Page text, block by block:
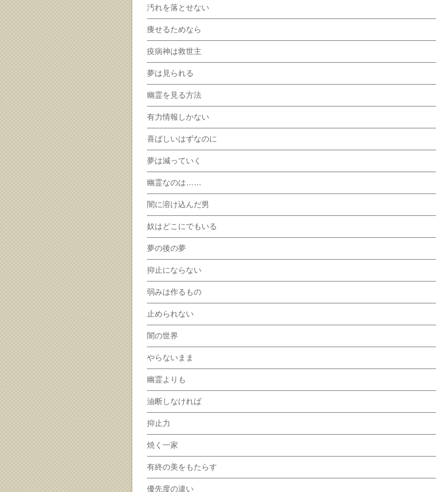
汚れを落とせない
痩せるためなら
疫病神は救世主
夢は見られる
幽霊を見る方法
有力情報しかない
喜ばしいはずなのに
夢は減っていく
幽霊なのは……
闇に溶け込んだ男
奴はどこにでもいる
夢の後の夢
抑止にならない
弱みは作るもの
止められない
闇の世界
やらないまま
幽霊よりも
油断しなければ
抑止力
焼く一家
有終の美をもたらす
優先度の違い